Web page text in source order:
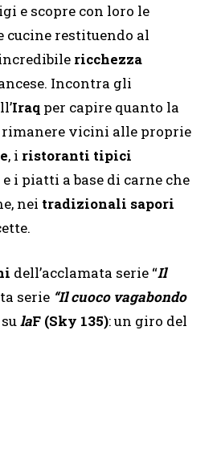
e scopre con loro le
restituendo al
ricchezza
Incontra gli
Iraq per capire quanto la
vicini alle proprie
, i ristoranti tipici
i piatti a base di carne che
nei tradizionali sapori
dell’acclamata serie “Il
serie “Il cuoco vagabondo
laF (Sky 135): un giro del